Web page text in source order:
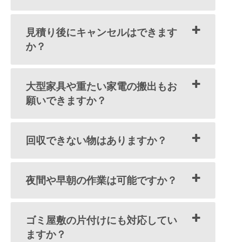
見積り後にキャンセルはできます
か？
大型家具や重たい家電の搬出もお
願いできますか？
回収できない物はありますか？
夜間や早朝の作業は可能ですか？
ゴミ屋敷の片付けにも対応してい
ますか？